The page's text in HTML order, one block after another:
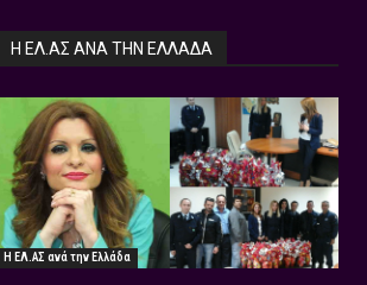
Η ΕΛ.ΑΣ ΑΝΆ ΤΗΝ ΕΛΛΆΔΑ
Η ΕΛ.ΑΣ ανά την Ελλάδα